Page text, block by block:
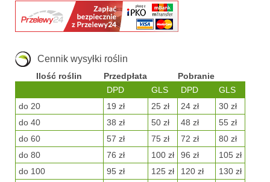
Cennik wysyłki roślin
Ilość roślin Przedpłata
Pobranie
DPD
GLS DPD
GLS
do 20
19 zł 25 zł 24 zł
30 zł
do 40
38 zł 50 zł 48 zł
55 zł
do 60
57 zł 75 zł 72 zł
80 zł
do 80
76 zł 100 zł 96 zł
105 zł
do 100
95 zł 125 zł 120 zł
130 zł